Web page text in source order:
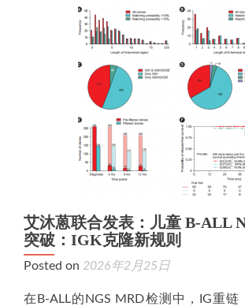
艾沐蒽联合发表：儿童 B-ALL
突破：IGK克隆新规则
Posted on 2026年2月25日
在B-ALL的NGS MRD检测中，IG重链